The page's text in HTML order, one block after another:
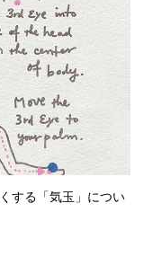
する「気玉」につい